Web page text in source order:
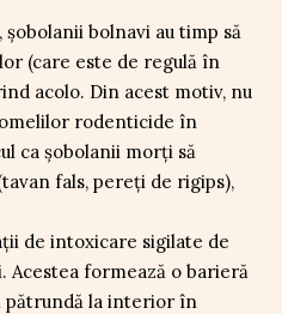
bolnavi au timp să
(care este de regulă în
acolo. Din acest motiv, nu
rodenticide în
ca șobolanii morți să
fals, pereți de rigips),
de intoxicare sigilate de
formează o barieră
pătrundă la interior în